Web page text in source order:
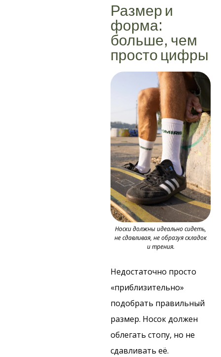
Размер и
форма:
больше, чем
просто цифры
Носки должны идеально сидеть,
не сдавливая, не образуя складок
и трения.
Недостаточно просто
«приблизительно»
подобрать правильный
размер. Носок должен
облегать стопу, но не
сдавливать её.